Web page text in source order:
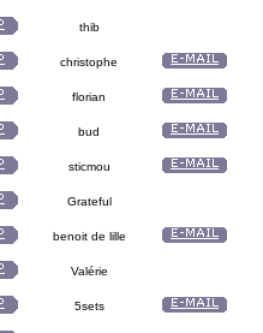
thib
christophe
florian
bud
sticmou
Grateful
benoit de lille
Valérie
5sets